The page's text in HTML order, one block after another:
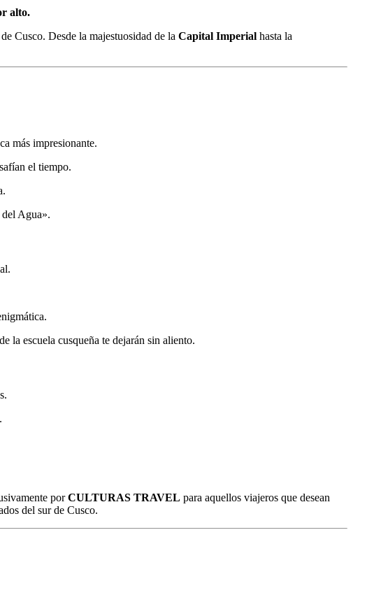
alto.
Cusco. Desde la majestuosidad de la Capital Imperial hasta la
más impresionante.
el tiempo.
Agua».
la escuela cusqueña te dejarán sin aliento.
porCULTURAS TRAVEL para aquellos viajeros que desean
del sur de Cusco.